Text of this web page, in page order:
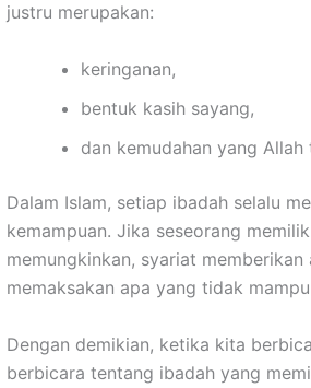
justru merupakan:
keringanan,
bentuk kasih sayang,
dan kemudahan yang
Dalam Islam, setiap ibadah selalu
kemampuan. Jika seseorang
memungkinkan, syariat
memaksakan apa yang tidak
Dengan demikian, ketika kita
berbicara tentang ibadah yang